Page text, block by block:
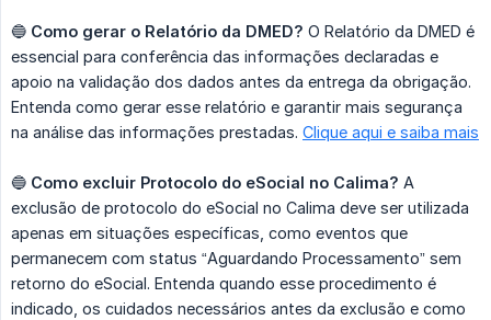
🔵 Como gerar o Relatório da DMED? O Relatório da DMED é
essencial para conferência das informações declaradas e
apoio na validação dos dados antes da entrega da obrigação.
Entenda como gerar esse relatório e garantir mais segurança
na análise das informações prestadas. Clique aqui e saiba mais
🔵 Como excluir Protocolo do eSocial no Calima? A
exclusão de protocolo do eSocial no Calima deve ser utilizada
apenas em situações específicas, como eventos que
permanecem com status “Aguardando Processamento” sem
retorno do eSocial. Entenda quando esse procedimento é
indicado, os cuidados necessários antes da exclusão e como